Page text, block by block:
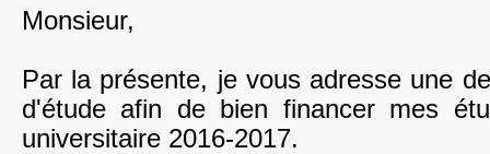
Monsieur,
Par la présente, je vous adresse une
d'étude afin de bien financer mes
universitaire 2016-2017.